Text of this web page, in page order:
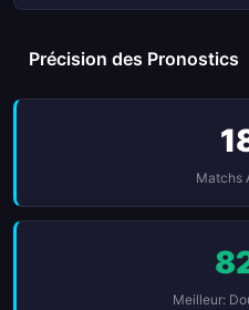
Précision des Pronostics
Matchs
Meilleur: